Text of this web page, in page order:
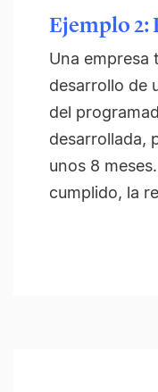
Ejemplo 2:
Una
desarrollo de
del
desarrollada,
unos 8
cumplido, la